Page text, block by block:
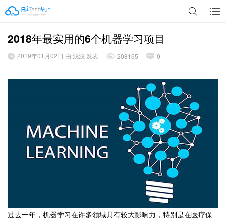
2018年最实用的6个机器学习项目
2019年01月02日 由 浅浅 发表 208165 0
过去一年，机器学习在许多领域具有较大影响力，特别是在医疗保